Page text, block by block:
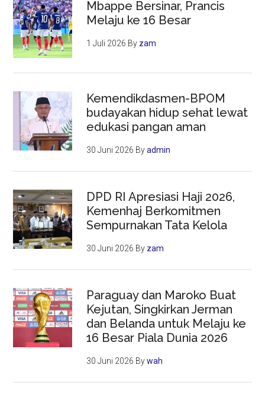
Mbappe Bersinar, Prancis
Melaju ke 16 Besar
1 Juli 2026 By zam
Kemendikdasmen-BPOM
budayakan hidup sehat lewat
edukasi pangan aman
30 Juni 2026 Byadmin
DPD RI Apresiasi Haji 2026,
Kemenhaj Berkomitmen
Sempurnakan Tata Kelola
30 Juni 2026 By zam
Paraguay dan Maroko Buat
Kejutan, Singkirkan Jerman
dan Belanda untuk Melaju ke
16 Besar Piala Dunia 2026
30 Juni 2026 Bywah